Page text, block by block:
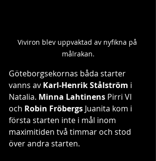
Viviron blev uppvaktad av nyfikna på
målrakan.
Göteborgsekornas båda starter
vanns av Karl-Henrik Stålström i
Natalia. Minna Lahtinens Pirri VI
och Robin Fröbergs Juanita kom i
första starten inte i mål inom
maximitiden två timmar och stod
över andra starten.